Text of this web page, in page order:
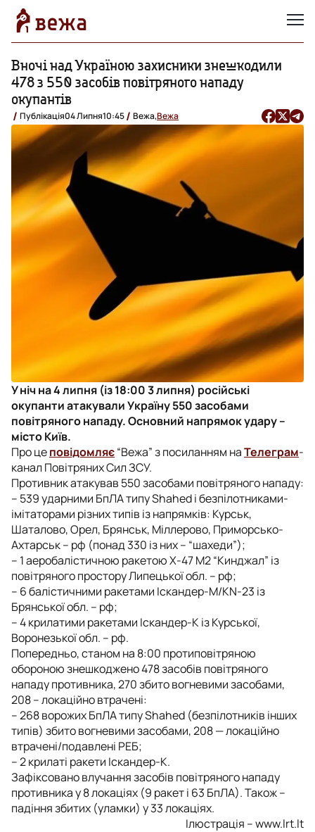
Вночі над Україною захисники знешкодили
478 з 550 засобів повітряного нападу
окупантів
Публікація04 Липня10:45 Вежа,Вежа
У ніч на 4 липня (із 18:00 3 липня) російські
окупанти атакували Україну 550 засобами
повітряного нападу. Основний напрямок удару –
місто Київ.
Про цеповідомляє“Вежа” з посиланням наТелеграм-
канал Повітряних Сил ЗСУ.
Противник атакував 550 засобами повітряного нападу:
– 539 ударними БпЛА типу Shahed і безпілотниками-
імітаторами різних типів із напрямків: Курськ,
Шаталово, Орел, Брянськ, Міллерово, Приморсько-
Ахтарськ – рф (понад 330 із них – “шахеди”);
– 1 аеробалістичною ракетою Х-47 М2 “Кинджал” із
повітряного простору Липецької обл. – рф;
– 6 балістичними ракетами Іскандер-М/KN-23 із
Брянської обл. – рф;
– 4 крилатими ракетами Іскандер-К із Курської,
Воронезької обл. – рф.
Попередньо, станом на 8:00 протиповітряною
обороною знешкоджено 478 засобів повітряного
нападу противника, 270 збито вогневими засобами,
208 – локаційно втрачені:
– 268 ворожих БпЛА типу Shahed (безпілотників інших
типів) збито вогневими засобами, 208 — локаційно
втрачені/подавлені РЕБ;
– 2 крилаті ракети Іскандер-К.
Зафіксовано влучання засобів повітряного нападу
противника у 8 локаціях (9 ракет і 63 БпЛА). Також –
падіння збитих (уламки) у 33 локаціях.
Ілюстрація – www.lrt.lt